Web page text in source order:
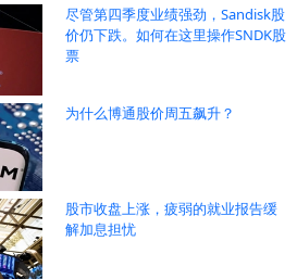
尽管第四季度业绩强劲，Sandisk股
价仍下跌。如何在这里操作SNDK股
票
为什么博通股价周五飙升？
股市收盘上涨，疲弱的就业报告缓
解加息担忧